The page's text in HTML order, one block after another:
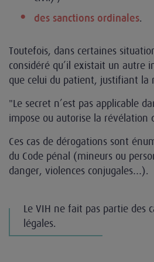
des sanctions ordinales.
Toutefois, dans certaines
considéré qu’il existait un autre
que celui du patient, justifiant la
"Le secret n’est pas applicable
impose ou autorise la révélation
Ces cas de dérogations sont
du Code pénal (mineurs ou
danger, violences conjugales…).
Le VIH ne fait pas partie des
légales.